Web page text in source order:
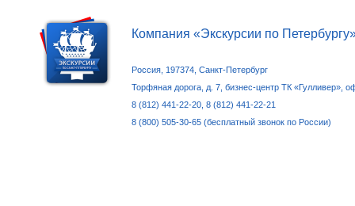
Компания «Экскурсии по
Россия, 197374, Санкт-Петербург
Торфяная дорога, д. 7, бизнес-центр ТК «Гулливер»,
8 (812) 441-22-20, 8 (812) 441-22-21
8 (800) 505-30-65 (бесплатный звонок по России)